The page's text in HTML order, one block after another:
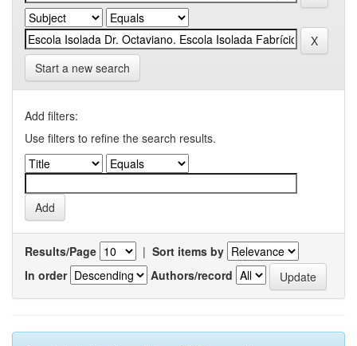
Start a new search
Add filters:
Use filters to refine the search results.
Results/Page | Sort items by
In order
Authors/record